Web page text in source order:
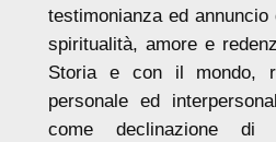
testimonianza ed
spiritualità, amore e
Storia e con il mondo,
personale ed
come declinazione